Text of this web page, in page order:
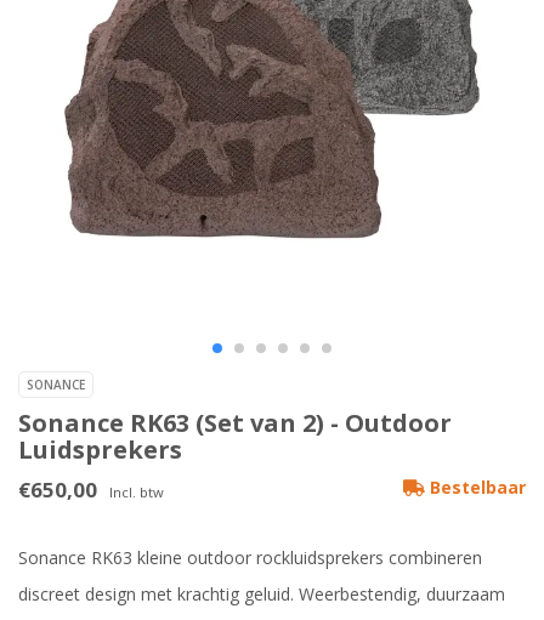
SONANCE
Sonance RK63 (Set van 2) - Outdoor
Luidsprekers
€650,00 Incl. btw Bestelbaar
Sonance RK63 kleine outdoor rockluidsprekers combineren
discreet design met krachtig geluid. Weerbestendig, duurzaam